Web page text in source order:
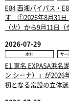
E84 西湘バイパス・
す ①2026年8月31日
（火）から9月11日
2026-07-29
本社 サー
E1 東名 EXPASA浜名
ン シーナ）」が
初となる常設の立体